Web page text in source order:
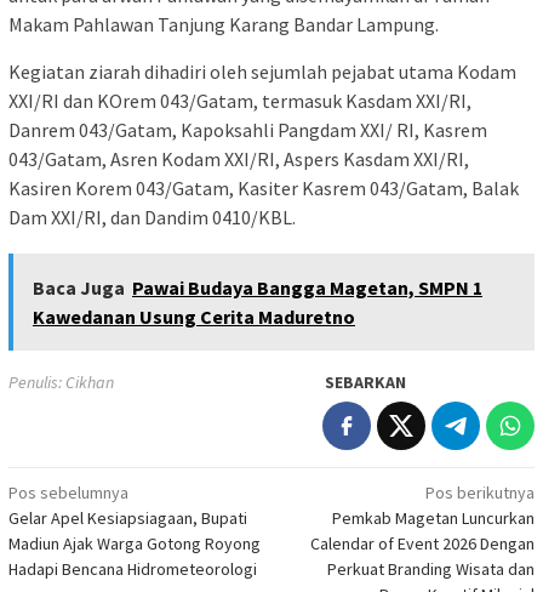
Makam Pahlawan Tanjung Karang Bandar Lampung.
Kegiatan ziarah dihadiri oleh sejumlah pejabat utama Kodam
XXI/RI dan KOrem 043/Gatam, termasuk Kasdam XXI/RI,
Danrem 043/Gatam, Kapoksahli Pangdam XXI/ RI, Kasrem
043/Gatam, Asren Kodam XXI/RI, Aspers Kasdam XXI/RI,
Kasiren Korem 043/Gatam, Kasiter Kasrem 043/Gatam, Balak
Dam XXI/RI, dan Dandim 0410/KBL.
Baca Juga Pawai Budaya Bangga Magetan, SMPN 1
Kawedanan Usung Cerita Maduretno
Penulis: Cikhan SEBARKAN
Navigasi
pos
Pos sebelumnya
Gelar Apel Kesiapsiagaan, Bupati
Madiun Ajak Warga Gotong Royong
Hadapi Bencana Hidrometeorologi
Pos berikutnya
Pemkab Magetan Luncurkan
Calendar of Event 2026 Dengan
Perkuat Branding Wisata dan